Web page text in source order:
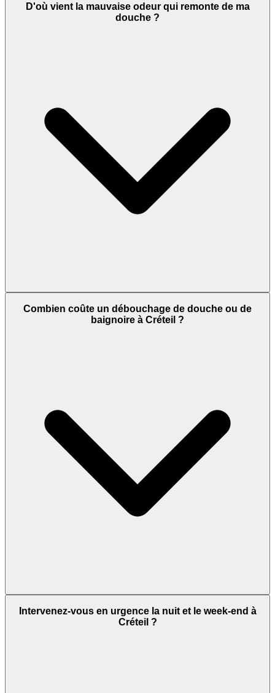
D'où vient la mauvaise odeur qui remonte de ma
douche ?
Combien coûte un débouchage de douche ou de
baignoire à Créteil ?
Intervenez-vous en urgence la nuit et le week-end à
Créteil ?